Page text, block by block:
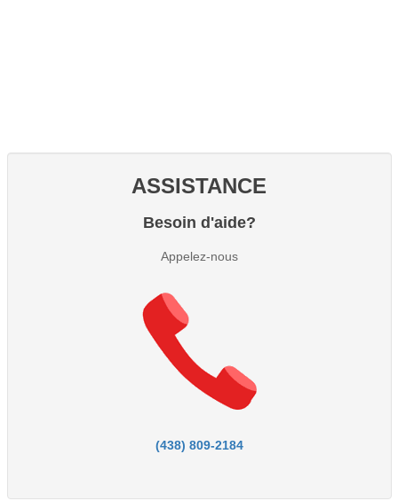
ASSISTANCE
Besoin d'aide?
Appelez-nous
(438) 809-2184